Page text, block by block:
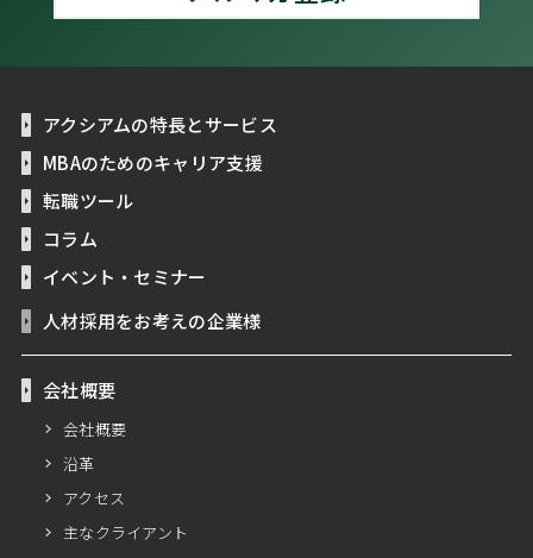
アクシアムの特長とサービス
MBAのためのキャリア支援
転職ツール
コラム
イベント・セミナー
人材採用をお考えの企業様
会社概要
会社概要
沿革
アクセス
主なクライアント